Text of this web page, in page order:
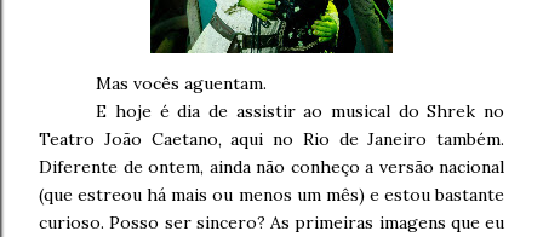
Mas vocês aguentam.
E hoje é dia de assistir ao musical do Shrek no
Teatro João Caetano, aqui no Rio de Janeiro também.
Diferente de ontem, ainda não conheço a versão nacional
(que estreou há mais ou menos um mês) e estou bastante
curioso. Posso ser sincero? As primeiras imagens que eu